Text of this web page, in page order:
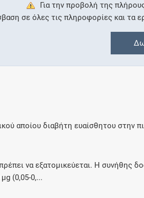
ενός φαρμάκου κατά
εγκυμοσύνης ή
Ενδείξεις
Για την προβολή της
σε όλες τις πληροφορίες και τα
αποίου διαβήτη ευαίσθητου στην
να εξατομικεύεται. Η συνήθης
(0,05-0,...